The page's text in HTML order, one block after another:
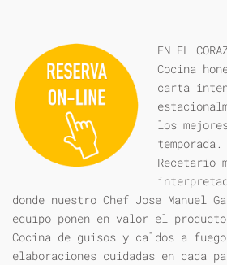
EN EL
Cocina
carta
los
temporada.
Recetario
donde nuestro Chef Jose Manuel
equipo ponen en valor el
Cocina de guisos y caldos a
elaboraciones cuidadas en cada